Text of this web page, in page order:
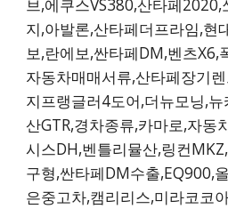
브,에쿠스VS380,산타페2020,
지,아발론,산타페더프라임,현
보,란에보,싼타페DM,벤츠X6,
자동차매매서류,산타페장기
지프랭글러4도어,더뉴모닝,뉴
산GTR,경차종류,카마로,자동
시스DH,벤틀리뮬산,링컨
구형,싼타페DM수출,EQ900,
은중고차,캠리리스,미라코코